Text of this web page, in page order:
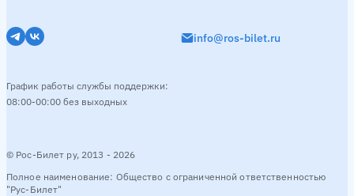
© Рос-Билет ру, 2013 - 2026
Полное наименование: Общество с ограниченной ответственностью
"Рус-Билет"
info@ros-bilet.ru
График работы службы поддержки:
08:00-00:00 без выходных